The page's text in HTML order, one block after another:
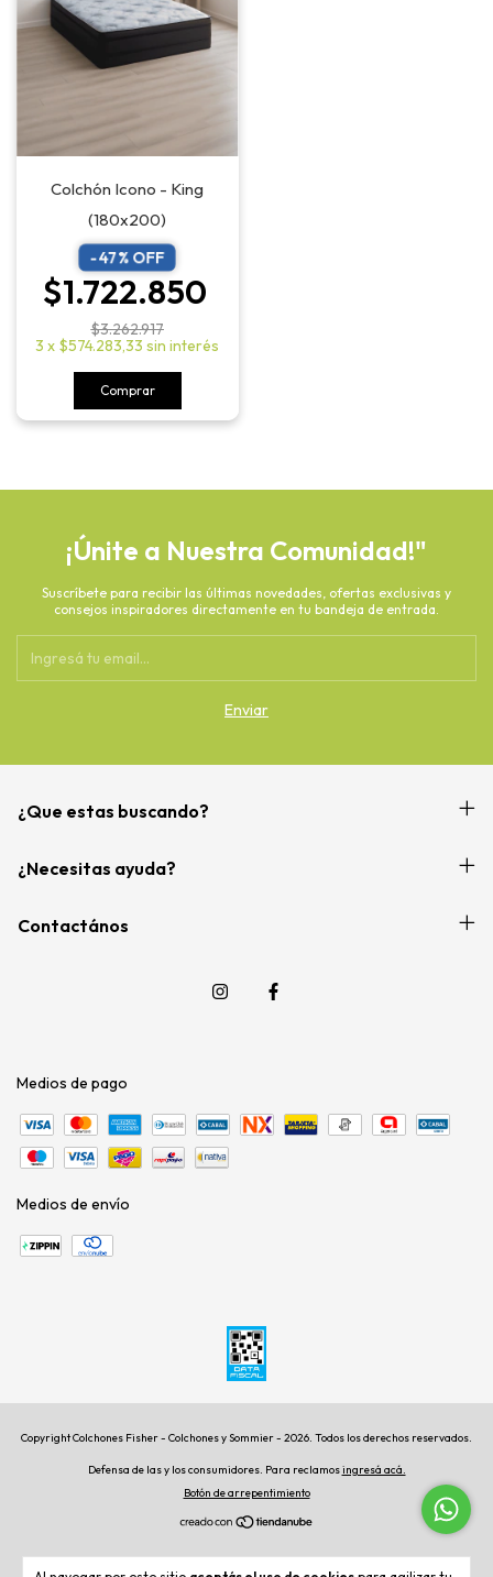
Colchón Icono - King
(180x200)
-47% OFF
$1.722.850
$3.262.917
3 x $574.283,33 sin interés
Comprar
¡Únite a Nuestra Comunidad!"
Suscríbete para recibir las últimas novedades, ofertas exclusivas y
consejos inspiradores directamente en tu bandeja de entrada.
¿Que estas buscando?
¿Necesitas ayuda?
Contactános
Medios de pago
Medios de envío
Copyright Colchones Fisher - Colchones y Sommier - 2026. Todos los derechos reservados.
Defensa de las y los consumidores. Para reclamosingresá acá.
Botón de arrepentimiento